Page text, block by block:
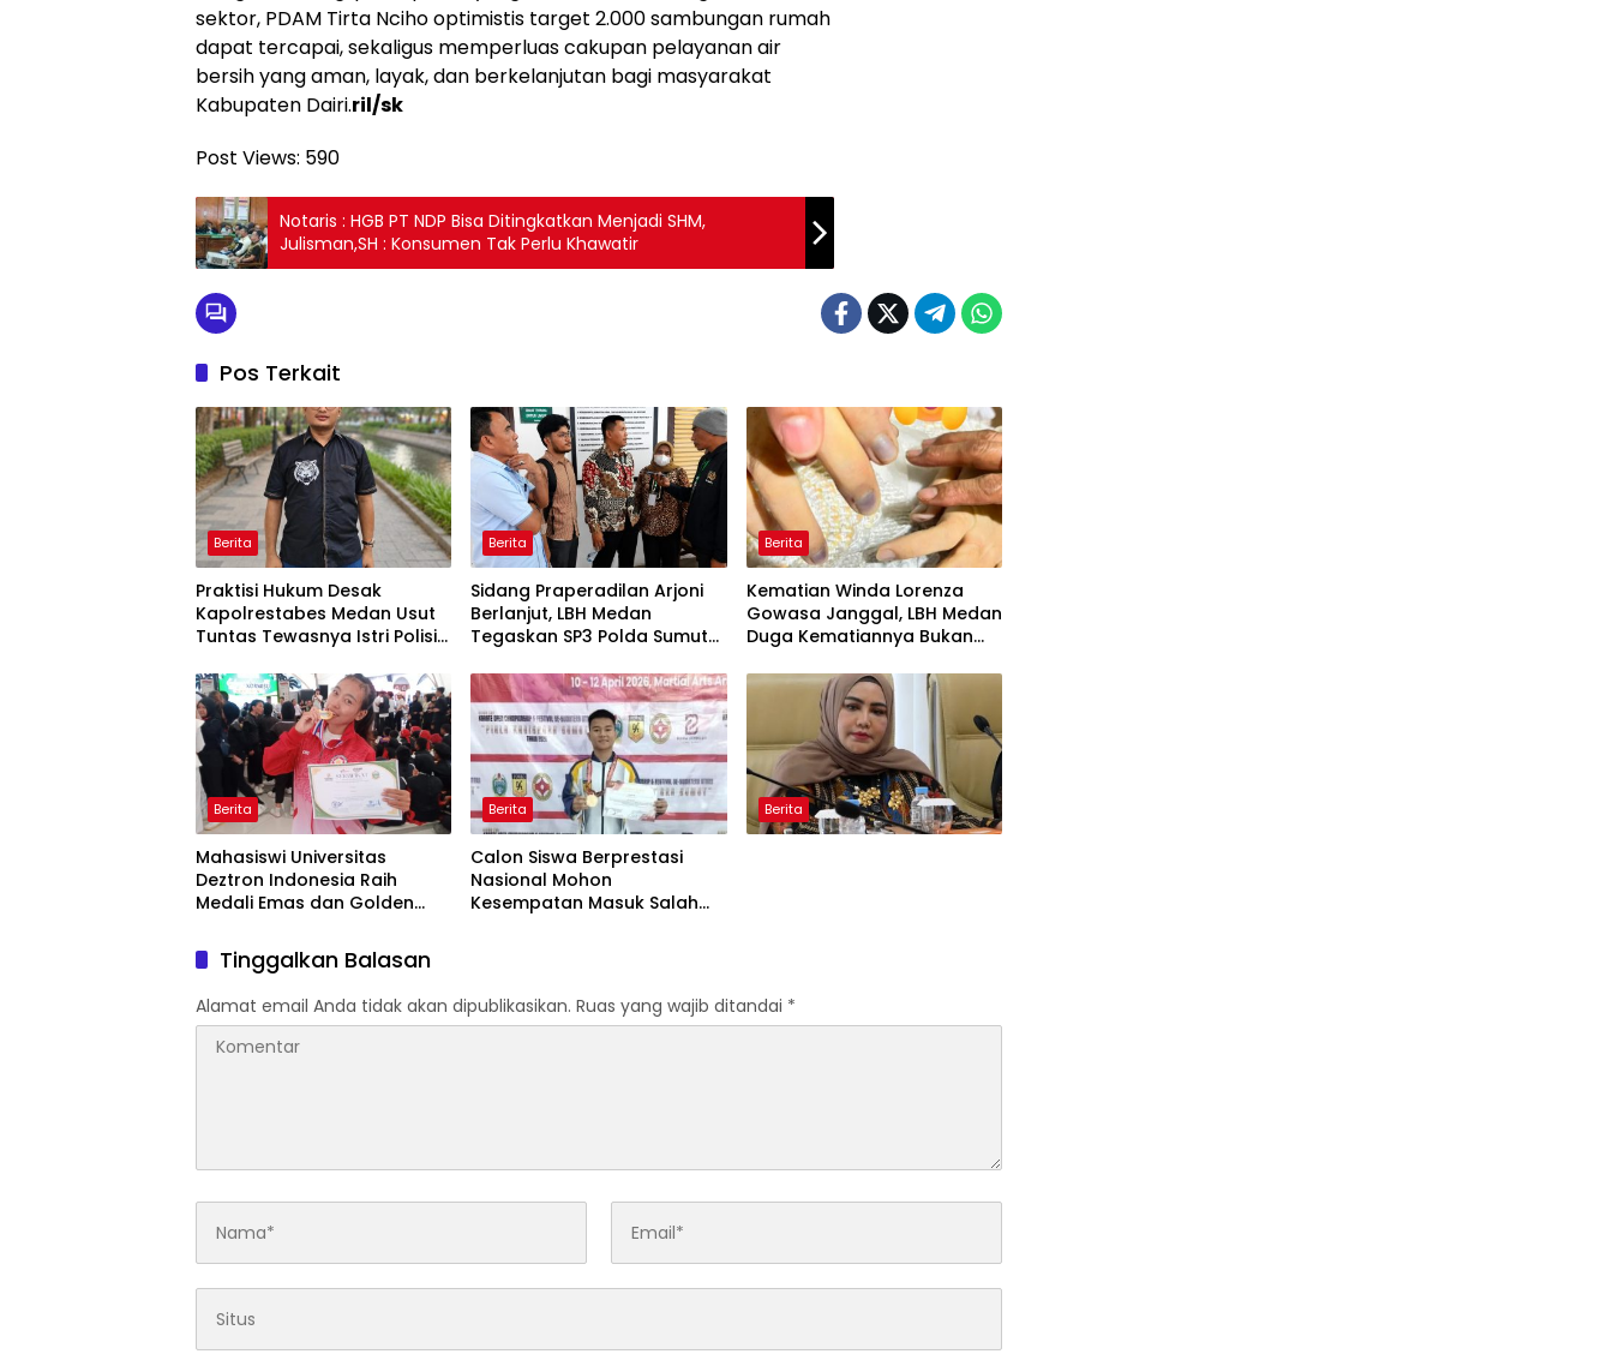
sektor, PDAM Tirta Nciho optimistis target 2.000 sambungan rumah
dapat tercapai, sekaligus memperluas cakupan pelayanan air
bersih yang aman, layak, dan berkelanjutan bagi masyarakat
Kabupaten Dairi.ril/sk
Post Views: 590
Notaris : HGB PT NDP Bisa Ditingkatkan Menjadi SHM,
Julisman,SH : Konsumen Tak Perlu Khawatir
Pos Terkait
Berita
Praktisi Hukum Desak
Kapolrestabes Medan Usut
Tuntas Tewasnya Istri Polisi
Berita
Sidang Praperadilan Arjoni
Berlanjut, LBH Medan
Tegaskan SP3 Polda Sumut
Berita
Kematian Winda Lorenza
Gowasa Janggal, LBH Medan
Duga Kematiannya Bukan
Dugaan Tundak Pidana
Berita
Mahasiswi Universitas
Deztron Indonesia Raih
Medali Emas dan Golden
Berita
Calon Siswa Berprestasi
Nasional Mohon
Kesempatan Masuk Salah
Berita
Tinggalkan Balasan
Alamat email Anda tidak akan dipublikasikan. Ruas yang wajib ditandai *